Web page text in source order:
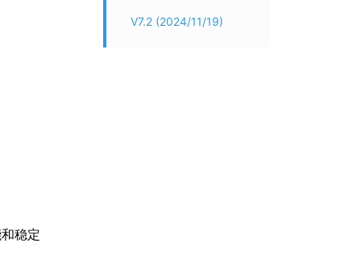
稳定
V7.2 (2024/11/19)